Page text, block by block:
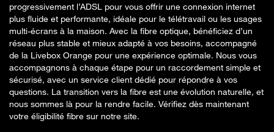
progressivement l’ADSL pour vous offrir une connexion internet
plus fluide et performante, idéale pour le télétravail ou les usages
multi-écrans à la maison. Avec la fibre optique, bénéficiez d’un
réseau plus stable et mieux adapté à vos besoins, accompagné
de la Livebox Orange pour une expérience optimale. Nous vous
accompagnons à chaque étape pour un raccordement simple et
sécurisé, avec un service client dédié pour répondre à vos
questions. La transition vers la fibre est une évolution naturelle, et
nous sommes là pour la rendre facile. Vérifiez dès maintenant
votre éligibilité fibre sur notre site.